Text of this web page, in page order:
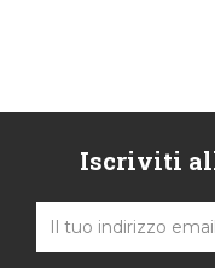
Iscriviti